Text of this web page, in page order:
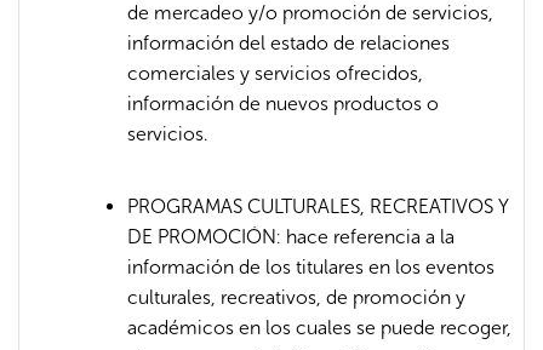
de mercadeo y/o promoción de servicios,
información del estado de relaciones
comerciales y servicios ofrecidos,
información de nuevos productos o
servicios.
PROGRAMAS CULTURALES, RECREATIVOS Y
DE PROMOCIÓN: hace referencia a la
información de los titulares en los eventos
culturales, recreativos, de promoción y
académicos en los cuales se puede recoger,